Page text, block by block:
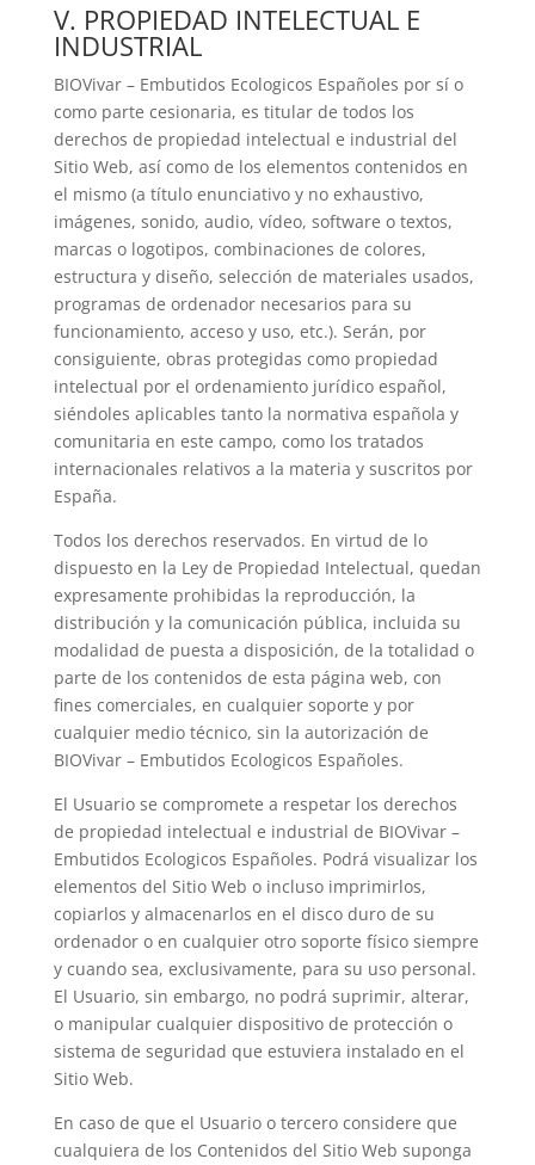
V. PROPIEDAD INTELECTUAL E
INDUSTRIAL
BIOVivar – Embutidos Ecologicos Españoles por sí o
como parte cesionaria, es titular de todos los
derechos de propiedad intelectual e industrial del
Sitio Web, así como de los elementos contenidos en
el mismo (a título enunciativo y no exhaustivo,
imágenes, sonido, audio, vídeo, software o textos,
marcas o logotipos, combinaciones de colores,
estructura y diseño, selección de materiales usados,
programas de ordenador necesarios para su
funcionamiento, acceso y uso, etc.). Serán, por
consiguiente, obras protegidas como propiedad
intelectual por el ordenamiento jurídico español,
siéndoles aplicables tanto la normativa española y
comunitaria en este campo, como los tratados
internacionales relativos a la materia y suscritos por
España.
Todos los derechos reservados. En virtud de lo
dispuesto en la Ley de Propiedad Intelectual, quedan
expresamente prohibidas la reproducción, la
distribución y la comunicación pública, incluida su
modalidad de puesta a disposición, de la totalidad o
parte de los contenidos de esta página web, con
fines comerciales, en cualquier soporte y por
cualquier medio técnico, sin la autorización de
BIOVivar – Embutidos Ecologicos Españoles.
El Usuario se compromete a respetar los derechos
de propiedad intelectual e industrial de BIOVivar –
Embutidos Ecologicos Españoles. Podrá visualizar los
elementos del Sitio Web o incluso imprimirlos,
copiarlos y almacenarlos en el disco duro de su
ordenador o en cualquier otro soporte físico siempre
y cuando sea, exclusivamente, para su uso personal.
El Usuario, sin embargo, no podrá suprimir, alterar,
o manipular cualquier dispositivo de protección o
sistema de seguridad que estuviera instalado en el
Sitio Web.
En caso de que el Usuario o tercero considere que
cualquiera de los Contenidos del Sitio Web suponga